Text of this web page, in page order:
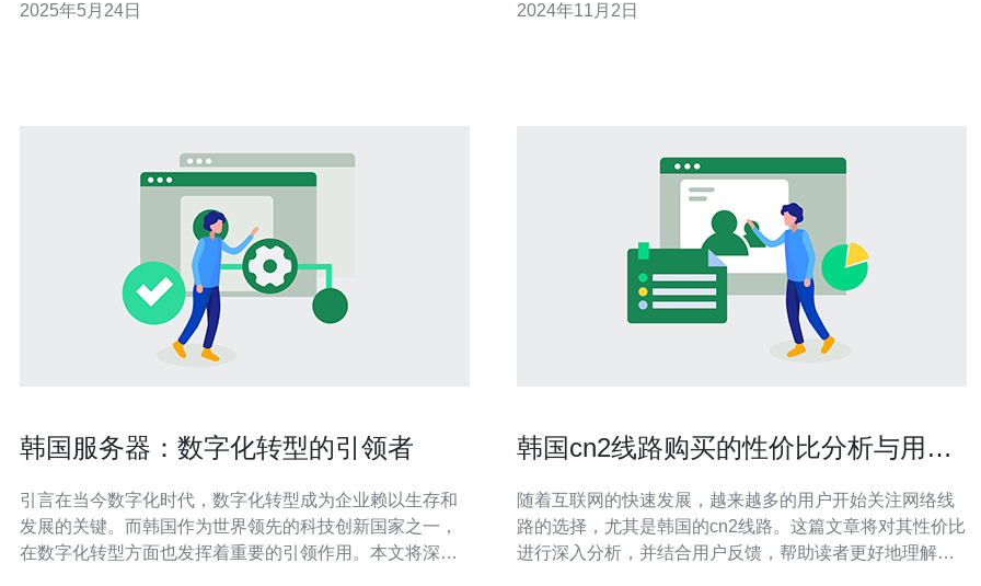
用户提供优质的网络服务。 韩国服务器cn2拥有许多优
2025年5月24日
是大规模网站访问，韩国服务器都能够提供可靠的网络连
2024年11月2日
韩国服务器：数字化转型的引领者
引言在当今数字化时代，数字化转型成为企业赖以生存和
发展的关键。而韩国作为世界领先的科技创新国家之一，
在数字化转型方面也发挥着重要的引领作用。本文将深入
韩国cn2线路购买的性价比分析与用户
随着互联网的快速发展，越来越多的用户开始关注网络线
路的选择，尤其是韩国的cn2线路。这篇文章将对其性价比
进行深入分析，并结合用户反馈，帮助读者更好地理解这